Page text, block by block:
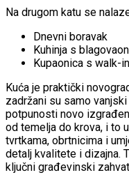
Na drugom katu se
Dnevni boravak
Kuhinja s
Kupaonica s walk-
Kuća je praktički
zadržani su samo
potpunosti novo
od temelja do krova, i to
tvrtkama, obrtnicima i
detalj kvalitete i dizajna.
ključni građevinski